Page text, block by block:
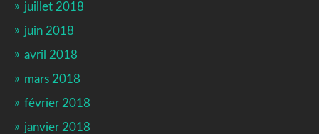
juillet 2018
juin 2018
avril 2018
mars 2018
février 2018
janvier 2018